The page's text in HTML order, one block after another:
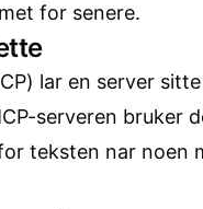
for senere.
lar en server
serveren bruker
teksten nar noen